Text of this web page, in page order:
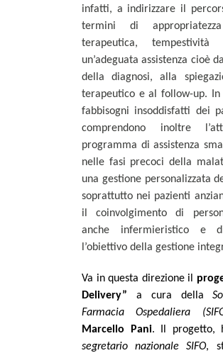
infatti, a indirizzare il
termini di
terapeutica,
un’adeguata assistenza cioè
della diagnosi, alla
terapeutico e al follow-up. In
fabbisogni insoddisfatti dei
comprendono inoltre
programma di assistenza
nelle fasi precoci della
una gestione personalizzata
soprattutto nei pazienti
il coinvolgimento di
anche infermieristico e
l’obiettivo della gestione
Va in questa direzione il
Delivery” a cura della
Farmacia Ospedaliera
Marcello Pani. Il progetto,
segretario nazionale SIFO,